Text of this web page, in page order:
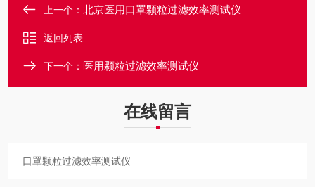
上一个： 北京医用口罩颗粒过滤效率测试仪
返回列表
下一个： 医用颗粒过滤效率测试仪
在线留言